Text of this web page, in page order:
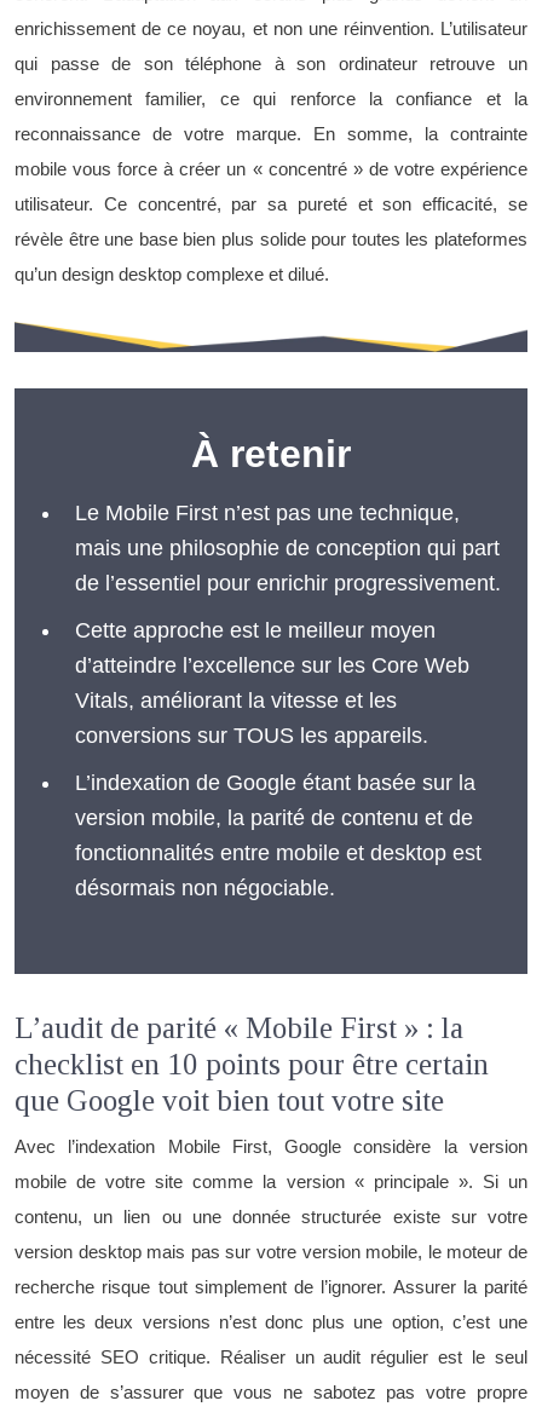
enrichissement de ce noyau, et non une réinvention. L’utilisateur
qui passe de son téléphone à son ordinateur retrouve un
environnement familier, ce qui renforce la confiance et la
reconnaissance de votre marque. En somme, la contrainte
mobile vous force à créer un « concentré » de votre expérience
utilisateur. Ce concentré, par sa pureté et son efficacité, se
révèle être une base bien plus solide pour toutes les plateformes
qu’un design desktop complexe et dilué.
À retenir
Le Mobile First n’est pas une technique,
mais une philosophie de conception qui part
de l’essentiel pour enrichir progressivement.
Cette approche est le meilleur moyen
d’atteindre l’excellence sur les Core Web
Vitals, améliorant la vitesse et les
conversions sur TOUS les appareils.
L’indexation de Google étant basée sur la
version mobile, la parité de contenu et de
fonctionnalités entre mobile et desktop est
désormais non négociable.
L’audit de parité « Mobile First » : la
checklist en 10 points pour être certain
que Google voit bien tout votre site
Avec l’indexation Mobile First, Google considère la version
mobile de votre site comme la version « principale ». Si un
contenu, un lien ou une donnée structurée existe sur votre
version desktop mais pas sur votre version mobile, le moteur de
recherche risque tout simplement de l’ignorer. Assurer la parité
entre les deux versions n’est donc plus une option, c’est une
nécessité SEO critique. Réaliser un audit régulier est le seul
moyen de s’assurer que vous ne sabotez pas votre propre